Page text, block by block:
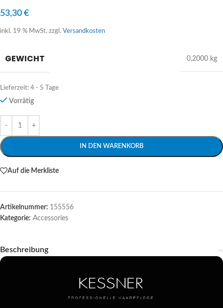
53,30 €
inkl. 19 % MwSt. zzgl. Versandkosten
GEWICHT 0,2000 kg
Lieferzeit: 4 - 5 Tage
Vorrätig
IN DEN WARENKORB
Alternative:
Auf die Merkliste
Artikelnummer: 155556
Kategorie: Accessories
Beschreibung